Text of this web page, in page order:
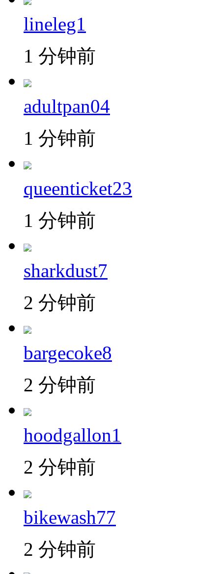
lineleg1
1 分钟前
adultpan04
1 分钟前
queenticket23
1 分钟前
sharkdust7
2 分钟前
bargecoke8
2 分钟前
hoodgallon1
2 分钟前
bikewash77
2 分钟前